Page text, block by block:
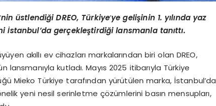
’nin üstlendiği DREO, Türkiye’ye gelişinin 1. yılında yaz
İstanbul’da gerçekleştirdiği lansmanla tanıttı.
akıllı ev cihazları markalarından biri olan DREO,
lansmanıyla kutladı. Mayıs 2025 itibarıyla Türkiye
Mieko Türkiye tarafından yürütülen marka, İstanbul’da
yeni nesil serinletme çözümlerini basın mensupları,